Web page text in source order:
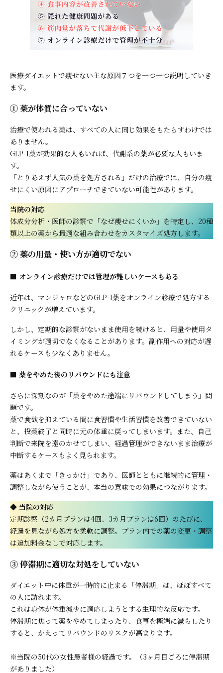
医療ダイエットで痩せない主な原因７つを一つ一つ説明していき
ます。
① 薬が体質に合っていない
治療で使われる薬は、すべての人に同じ効果をもたらすわけでは
ありません。
GLP-1薬が効果的な人もいれば、代謝系の薬が必要な人もいま
す。
「とりあえず人気の薬を処方される」だけの治療では、自分の痩
せにくい原因にアプローチできていない可能性があります。
当院の対応
体成分分析・医師の診察で「なぜ痩せにくいか」を特定し、20種
類以上の薬から最適な組み合わせをカスタマイズ処方します。
② 薬の用量・使い方が適切でない
■ オンライン診療だけでは管理が難しいケースもある
近年は、マンジャロなどのGLP-1薬をオンライン診療で処方する
クリニックが増えています。
しかし、定期的な診察がないまま使用を続けると、用量や使用タ
イミングが適切でなくなることがあります。副作用への対応が遅
れるケースも少なくありません。
■ 薬をやめた後のリバウンドにも注意
さらに深刻なのが「薬をやめた途端にリバウンドしてしまう」問
題です。
薬で食欲を抑えている間に食習慣や生活習慣を改善できていない
と、投薬終了と同時に元の体重に戻ってしまいます。また、自己
判断で来院を遠のかせてしまい、経過管理ができないまま治療が
中断するケースもよく見られます。
薬はあくまで「きっかけ」であり、医師とともに継続的に管理・
調整しながら使うことが、本当の意味での効果につながります。
◆ 当院の対応
定期診察（2カ月プランは4回、3カ月プランは6回）のたびに、
経過を見ながら処方を柔軟に調整。プラン内での薬の変更・調整
は追加料金なしで対応します。
③ 停滞期に適切な対処をしていない
ダイエット中に体重が一時的に止まる「停滞期」は、ほぼすべて
の人に訪れます。
これは身体が体重減少に適応しようとする生理的な反応です。
停滞期に焦って薬をやめてしまったり、食事を極端に減らしたり
すると、かえってリバウンドのリスクが高まります。
※当院の50代の女性患者様の経過です。（3ヶ月目ごろに停滞期
がありました）